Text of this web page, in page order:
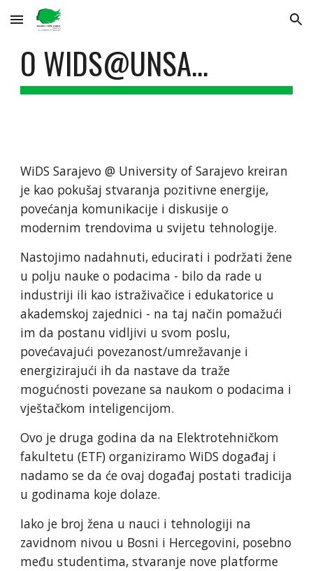
Skip to main content Skip to navigation
O WIDS@UNSA...
WiDS Sarajevo @ University of Sarajevo kreiran
je kao pokušaj stvaranja pozitivne energije,
povećanja komunikacije i diskusije o
modernim trendovima u svijetu tehnologije.
Nastojimo nadahnuti, educirati i podržati žene
u polju nauke o podacima - bilo da rade u
industriji ili kao istraživačice i edukatorice u
akademskoj zajednici - na taj način pomažući
im da postanu vidljivi u svom poslu,
povećavajući povezanost/umrežavanje i
energizirajući ih da nastave da traže
mogućnosti povezane sa naukom o podacima i
vještačkom inteligencijom.
Ovo je druga godina da na Elektrotehničkom
fakultetu (ETF) organiziramo WiDS događaj i
nadamo se da će ovaj događaj postati tradicija
u godinama koje dolaze.
Iako je broj žena u nauci i tehnologiji na
zavidnom nivou u Bosni i Hercegovini, posebno
među studentima, stvaranje nove platforme